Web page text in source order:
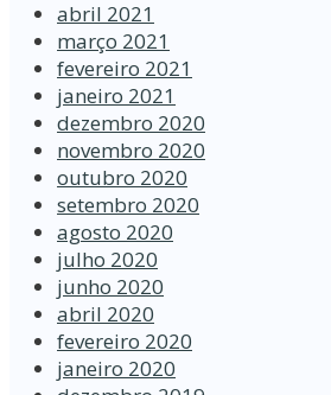
abril 2021
março 2021
fevereiro 2021
janeiro 2021
dezembro 2020
novembro 2020
outubro 2020
setembro 2020
agosto 2020
julho 2020
junho 2020
abril 2020
fevereiro 2020
janeiro 2020